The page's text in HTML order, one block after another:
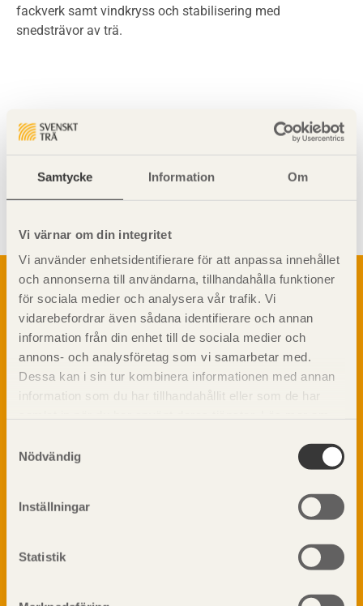
Samtycke Information Om
Vi värnar om din integritet
Vi använder enhetsidentifierare för att anpassa innehållet
och annonserna till användarna, tillhandahålla funktioner
för sociala medier och analysera vår trafik. Vi
vidarebefordrar även sådana identifierare och annan
information från din enhet till de sociala medier och
annons- och analysföretag som vi samarbetar med.
Dessa kan i sin tur kombinera informationen med annan
information som du har tillhandahållit eller som de har
Nödvändig
Inställningar
Statistik
fackverk samt vindkryss och stabilisering med
snedsträvor av trä.
Visa sajtkarta
Om trä
Materialet trä
Skogsbruk
Barrträdets uppbyggnad
Träets egenskaper och kvalitet
Sågverksprocessen
Fakta om Limträ
Värmeisolering och lufttäthet
Brandsäkerhet
Byggnadsklasser och verksamhetsklasser
TräGuiden är den digitala handboken för trä och
träbyggande och innehåller information om
materialet trä samt instruktioner för byggande
med trä.
Prenumerera på TräGuidens nyhetsbrev!